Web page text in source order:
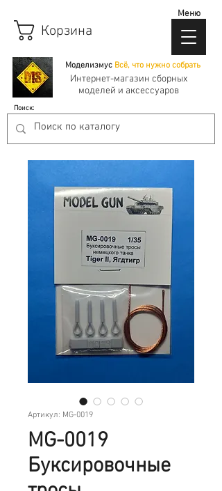
Моделизмус Всё, что нужно собрать
Корзина
Интернет-магазин сборных
моделей и аксессуаров
Поиск:
Меню
Артикул: MG-0019
MG-0019
Буксировочные